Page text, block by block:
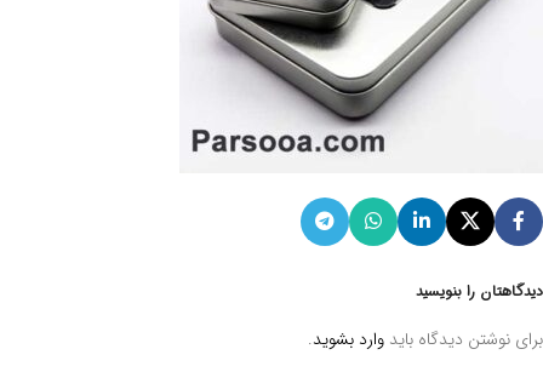
دیدگاهتان را بنویسید
برای نوشتن دیدگاه باید وارد بشوید.